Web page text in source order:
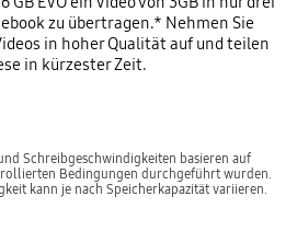
zu übertragen.* Nehmen Sie
in hoher Qualität auf und teilen
in kürzester Zeit.
Schreibgeschwindigkeiten basieren auf
Bedingungen durchgeführt wurden.
kann je nach Speicherkapazität variieren.